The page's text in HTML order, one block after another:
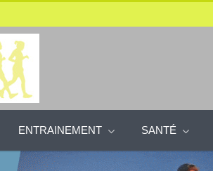
ENTRAINEMENT SANTÉ